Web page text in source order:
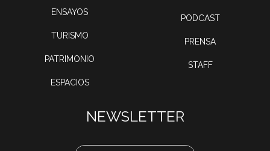
ENSAYOS
TURISMO
PATRIMONIO
ESPACIOS
PODCAST
PRENSA
STAFF
NEWSLETTER